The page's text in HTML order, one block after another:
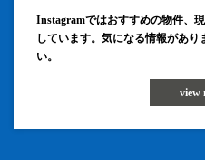
Instagramではおすすめの物件、
しています。気になる情報があり
い。
view